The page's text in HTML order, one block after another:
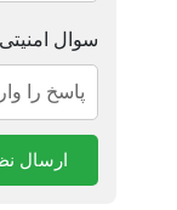
سوال امنیتی: 3 + 2 =
ارسال